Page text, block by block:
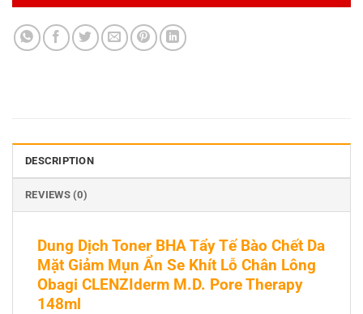
DESCRIPTION
REVIEWS (0)
Dung Dịch Toner BHA Tẩy Tế Bào Chết Da
Mặt Giảm Mụn Ẩn Se Khít Lỗ Chân Lông
Obagi CLENZIderm M.D. Pore Therapy
148ml